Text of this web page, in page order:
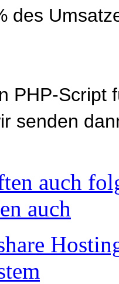
des
PHP-Script
senden
auch
auch